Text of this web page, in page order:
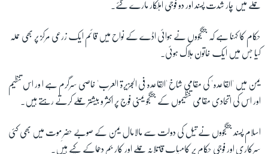
حملے میں چار شدت پسند اور دو فوجی اہلکار مارے گئے۔
حکام کا کہنا ہے کہ جنگجووں نے ہوائی اڈے کے نواح میں قائم ایک زرعی مرکز پر بھی حملہ
کیا جس میں ایک خاتون ہلاک ہوئی۔
یمن میں 'القاعدہ' کی مقامی شاخ 'القاعدہ فی الجزیرۃ العرب' خاصی سرگرم ہے ا ور اس تنظیم
اور اس کی اتحادی مقامی تنظیموں کے جنگجو یمنی فوج پر اکثر و بیشتر حملے کرتے رہتے ہیں۔
اسلام پسند جنگجووں نے تیل کی دولت سے مالامال یمن کے صوبے حضرِ موت میں بھی کئی
سرکاری اور فوجی حکام پر کامیاب قاتلانہ حملے اور کار بم دھماکے کیے ہیں۔